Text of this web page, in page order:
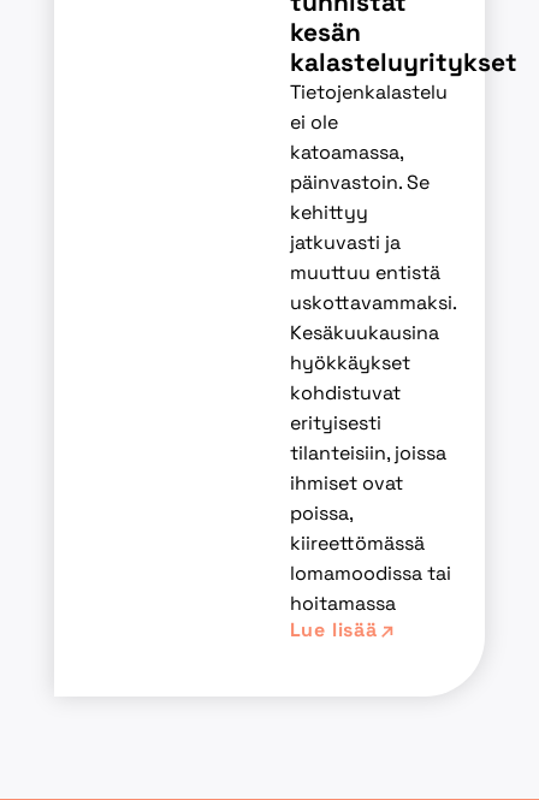
kesän
kalasteluyritykset
Tietojenkalastelu
ei ole
katoamassa,
päinvastoin. Se
kehittyy
jatkuvasti ja
muuttuu entistä
uskottavammaksi.
Kesäkuukausina
hyökkäykset
kohdistuvat
erityisesti
tilanteisiin, joissa
ihmiset ovat
poissa,
kiireettömässä
lomamoodissa tai
hoitamassa
Lue lisää